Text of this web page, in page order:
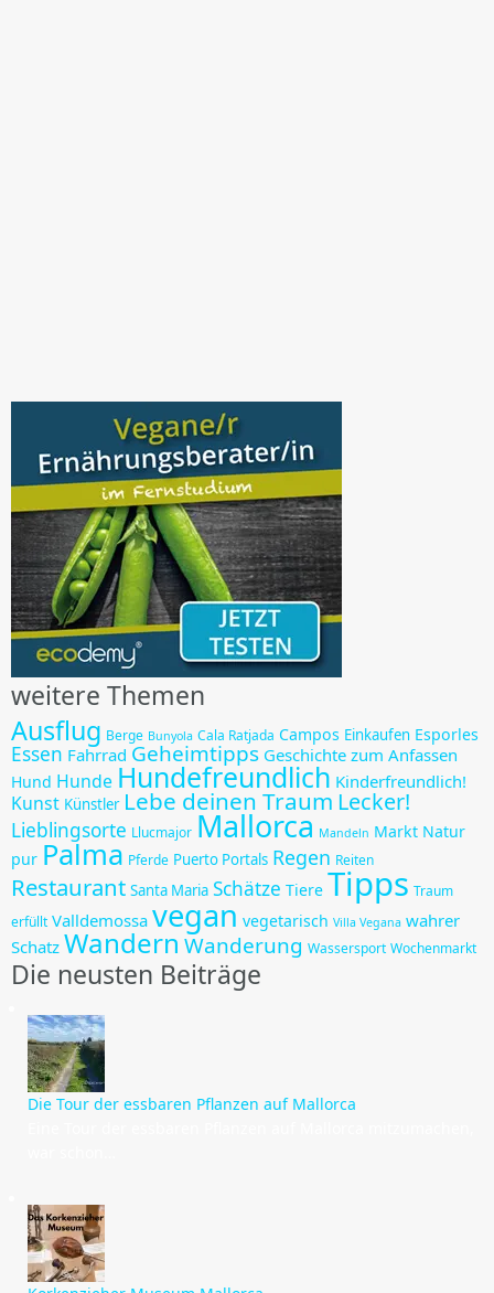
weitere Themen
Ausflug Berge Bunyola Cala Ratjada Campos Einkaufen Esporles
Essen Fahrrad Geheimtipps Geschichte zum Anfassen
Hund Hunde Hundefreundlich Kinderfreundlich!
Kunst Künstler Lebe deinen Traum Lecker!
Lieblingsorte Llucmajor Mallorca Mandeln Markt Natur
pur Palma Pferde Puerto Portals Regen Reiten
Restaurant Santa Maria Schätze Tiere Tipps Traum
erfüllt Valldemossa vegan vegetarisch Villa Vegana wahrer
Schatz Wandern Wanderung Wassersport Wochenmarkt
Die neusten Beiträge
Die Tour der essbaren Pflanzen auf Mallorca